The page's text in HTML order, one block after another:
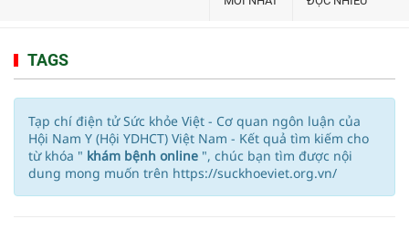
TAGS
Tạp chí điện tử Sức khỏe Việt - Cơ quan ngôn luận của
Hội Nam Y (Hội YDHCT) Việt Nam - Kết quả tìm kiếm cho
từ khóa " khám bệnh online ", chúc bạn tìm được nội
dung mong muốn trên https://suckhoeviet.org.vn/